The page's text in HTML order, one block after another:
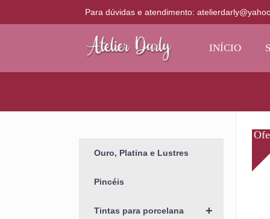
Para dúvidas e atendimento:
INÍCIO
Ouro, Platina e Lustres
Pincéis
+
Tintas para porcelana